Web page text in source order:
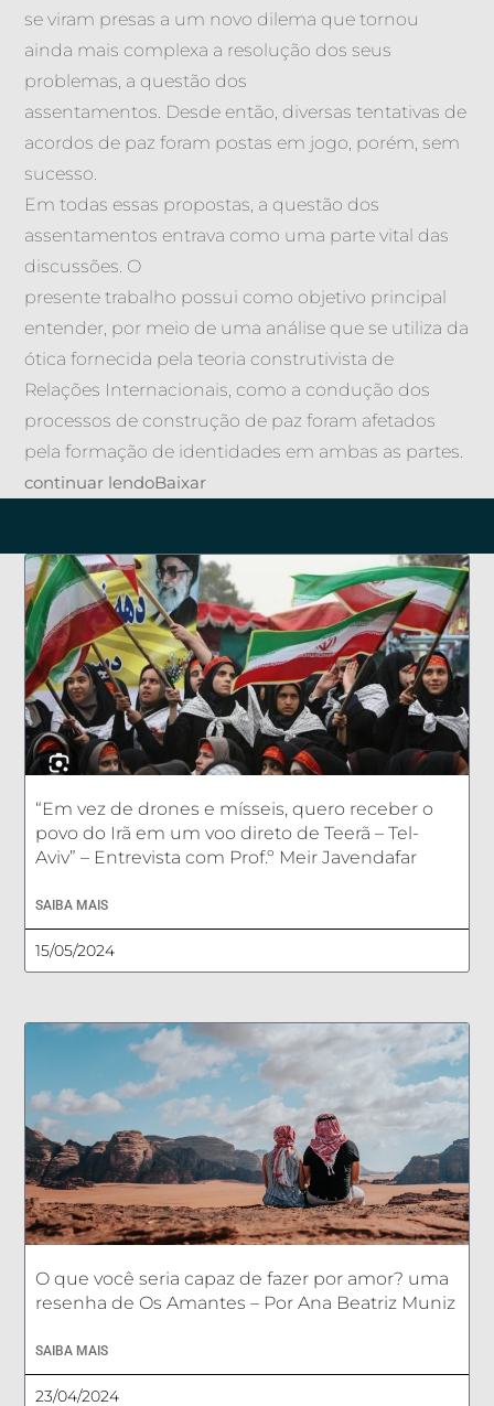
se viram presas a um novo dilema que tornou
ainda mais complexa a resolução dos seus
problemas, a questão dos
assentamentos. Desde então, diversas tentativas de
acordos de paz foram postas em jogo, porém, sem
sucesso.
Em todas essas propostas, a questão dos
assentamentos entrava como uma parte vital das
discussões. O
presente trabalho possui como objetivo principal
entender, por meio de uma análise que se utiliza da
ótica fornecida pela teoria construtivista de
Relações Internacionais, como a condução dos
processos de construção de paz foram afetados
pela formação de identidades em ambas as partes.
continuar lendoBaixar
“Em vez de drones e mísseis, quero receber o
povo do Irã em um voo direto de Teerã – Tel-
Aviv” – Entrevista com Prof.º Meir Javendafar
SAIBA MAIS
15/05/2024
O que você seria capaz de fazer por amor? uma
resenha de Os Amantes – Por Ana Beatriz Muniz
SAIBA MAIS
23/04/2024